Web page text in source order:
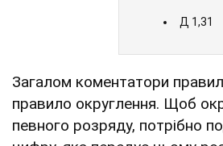
Д 1,31
Загалом коментатори
правило округлення. Щоб
певного розряду, потрібно